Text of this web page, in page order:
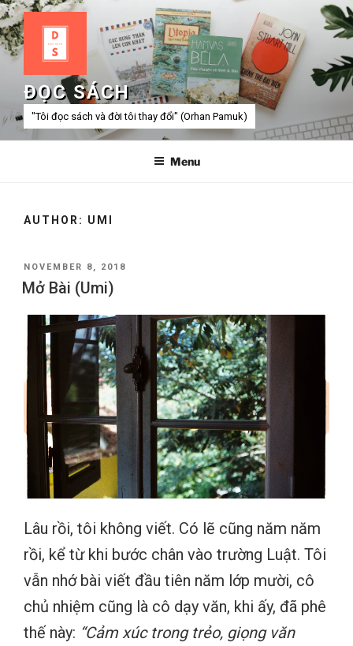
Skip
to
content
ĐỌC SÁCH
"Tôi đọc sách và đời tôi thay đổi" (Orhan Pamuk)
Menu
AUTHOR: UMI
POSTED
ON
NOVEMBER 8, 2018
Mở Bài (Umi)
Lâu rồi, tôi không viết. Có lẽ cũng năm năm
rồi, kể từ khi bước chân vào trường Luật. Tôi
vẫn nhớ bài viết đầu tiên năm lớp mười, cô
chủ nhiệm cũng là cô dạy văn, khi ấy, đã phê
thế này: “Cảm xúc trong trẻo, giọng văn